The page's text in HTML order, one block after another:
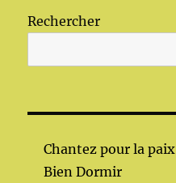
Rechercher
Chantez pour la paix
Bien Dormir